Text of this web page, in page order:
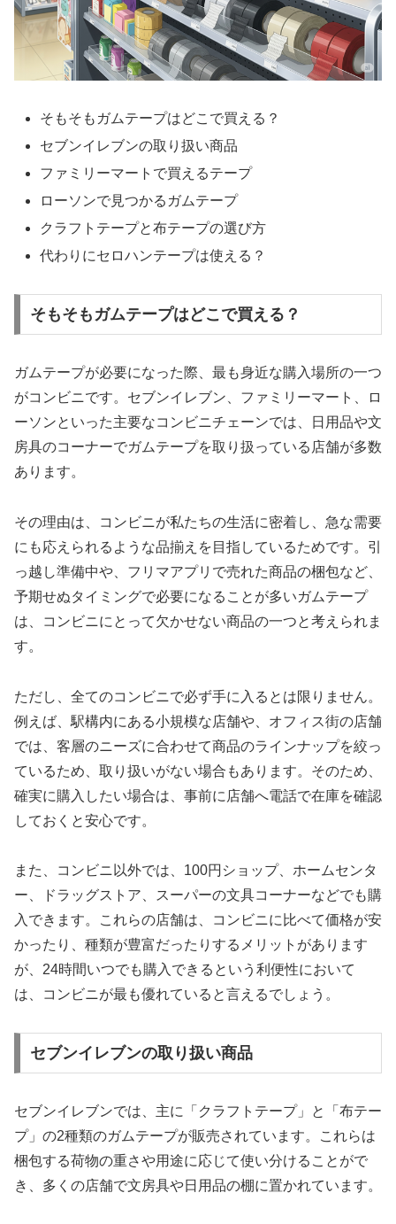
そもそもガムテープはどこで買える？
セブンイレブンの取り扱い商品
ファミリーマートで買えるテープ
ローソンで見つかるガムテープ
クラフトテープと布テープの選び方
代わりにセロハンテープは使える？
そもそもガムテープはどこで買える？
ガムテープが必要になった際、最も身近な購入場所の一つ
がコンビニです。セブンイレブン、ファミリーマート、ロ
ーソンといった主要なコンビニチェーンでは、日用品や文
房具のコーナーでガムテープを取り扱っている店舗が多数
あります。
その理由は、コンビニが私たちの生活に密着し、急な需要
にも応えられるような品揃えを目指しているためです。引
っ越し準備中や、フリマアプリで売れた商品の梱包など、
予期せぬタイミングで必要になることが多いガムテープ
は、コンビニにとって欠かせない商品の一つと考えられま
す。
ただし、全てのコンビニで必ず手に入るとは限りません。
例えば、駅構内にある小規模な店舗や、オフィス街の店舗
では、客層のニーズに合わせて商品のラインナップを絞っ
ているため、取り扱いがない場合もあります。そのため、
確実に購入したい場合は、事前に店舗へ電話で在庫を確認
しておくと安心です。
また、コンビニ以外では、100円ショップ、ホームセンタ
ー、ドラッグストア、スーパーの文具コーナーなどでも購
入できます。これらの店舗は、コンビニに比べて価格が安
かったり、種類が豊富だったりするメリットがあります
が、24時間いつでも購入できるという利便性において
は、コンビニが最も優れていると言えるでしょう。
セブンイレブンの取り扱い商品
セブンイレブンでは、主に「クラフトテープ」と「布テー
プ」の2種類のガムテープが販売されています。これらは
梱包する荷物の重さや用途に応じて使い分けることがで
き、多くの店舗で文房具や日用品の棚に置かれています。